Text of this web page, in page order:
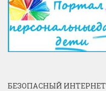
БЕЗОПАСНЫЙ ИНТЕРНЕТ